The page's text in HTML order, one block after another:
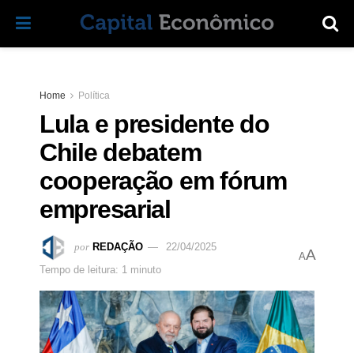
Home Política
Lula e presidente do
Chile debatem
cooperação em fórum
empresarial
por REDAÇÃO
22/04/2025
Tempo de leitura: 1 minuto
AA